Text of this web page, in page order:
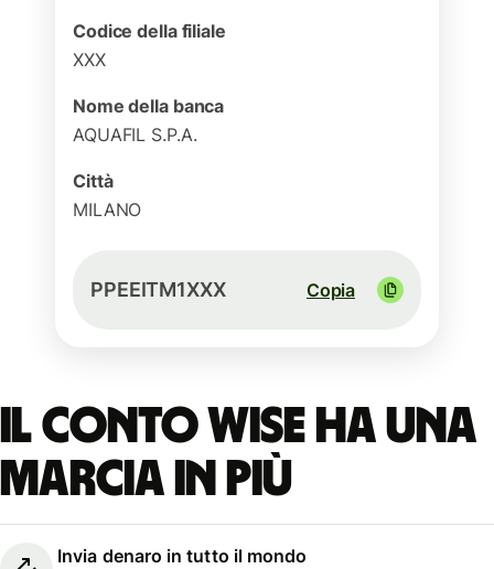
Codice della filiale
XXX
Nome della banca
AQUAFIL S.P.A.
Città
MILANO
PPEEITM1XXX Copia
Il conto Wise ha una
marcia in più
Invia denaro in tutto il mondo